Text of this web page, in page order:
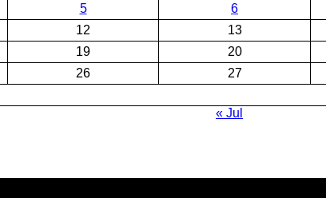
5 6
12 13
19 20
26 27
« Jul